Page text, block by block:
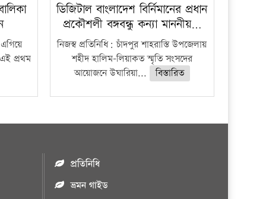
প্রথম
ডিজিটাল বাংলাদেশ বির্নিমানের প্রধান
প্রকৌশলী বঙ্গবন্ধু কন্যা মাননীয়…
নিজস্ব প্রতিনিধি: চাঁদপুর শাহরাস্তি উপজেলায়
শহীদ হালিম-লিয়াকত স্মৃতি সংসদের
আয়োজনে উঘারিয়া...
বিস্তারিত
প্রতিনিধি
ভ্রমন গাইড